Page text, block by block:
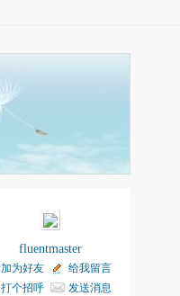
fluentmaster
加为好友
给我留言
打个招呼
发送消息